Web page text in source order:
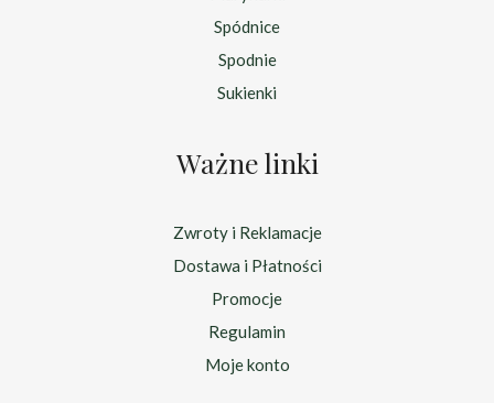
Spódnice
Spodnie
Sukienki
Ważne linki
Zwroty i Reklamacje
Dostawa i Płatności
Promocje
Regulamin
Moje konto